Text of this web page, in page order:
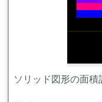
ソリッド図形の